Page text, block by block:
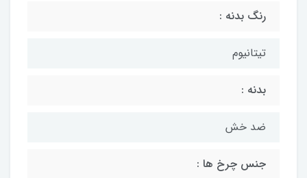
رنگ بدنه :
تیتانیوم
بدنه :
ضد خش
جنس چرخ ها :